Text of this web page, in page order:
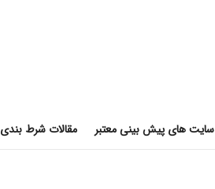
سایت های پیش بینی معتبر مقالات شرط بندی